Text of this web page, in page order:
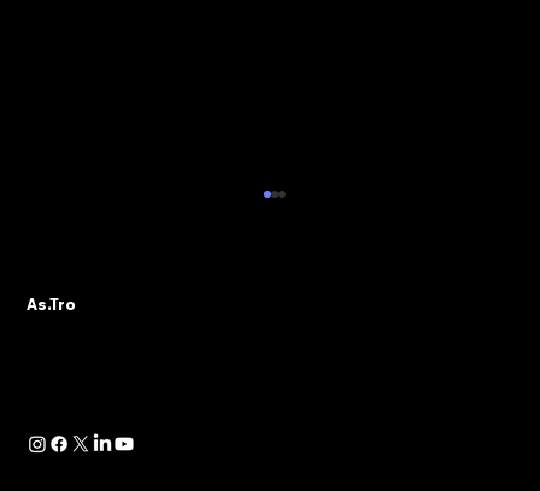
Determinazione Direttoriale di ADM, con la
As.Tro